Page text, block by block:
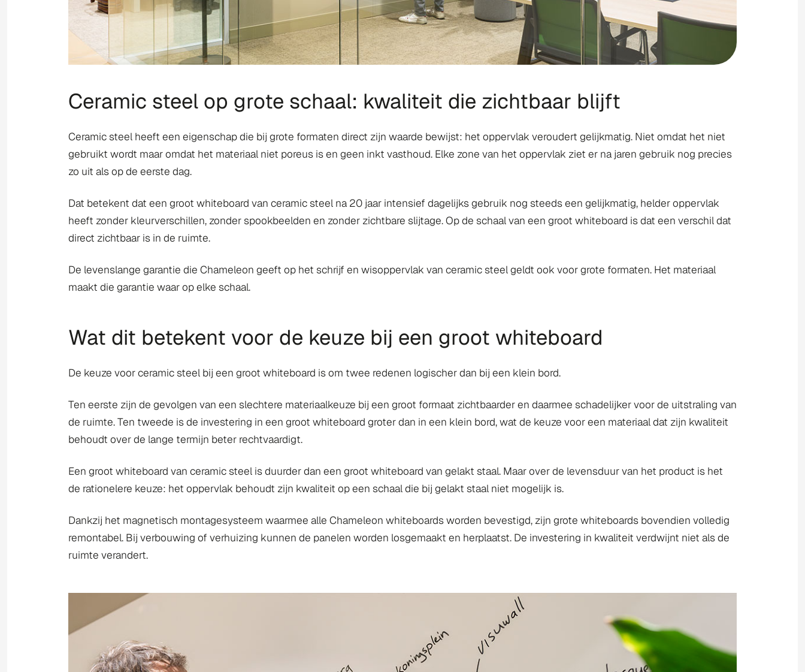
Ceramic steel op grote schaal: kwaliteit die zichtbaar blijft
Ceramic steel heeft een eigenschap die bij grote formaten direct zijn waarde bewijst: het oppervlak veroudert gelijkmatig. Niet omdat het niet
gebruikt wordt maar omdat het materiaal niet poreus is en geen inkt vasthoud. Elke zone van het oppervlak ziet er na jaren gebruik nog precies
zo uit als op de eerste dag.
Dat betekent dat een groot whiteboard van ceramic steel na 20 jaar intensief dagelijks gebruik nog steeds een gelijkmatig, helder oppervlak
heeft zonder kleurverschillen, zonder spookbeelden en zonder zichtbare slijtage. Op de schaal van een groot whiteboard is dat een verschil dat
direct zichtbaar is in de ruimte.
De levenslange garantie die Chameleon geeft op het schrijf en wisoppervlak van ceramic steel geldt ook voor grote formaten. Het materiaal
maakt die garantie waar op elke schaal.
Wat dit betekent voor de keuze bij een groot whiteboard
De keuze voor ceramic steel bij een groot whiteboard is om twee redenen logischer dan bij een klein bord.
Ten eerste zijn de gevolgen van een slechtere materiaalkeuze bij een groot formaat zichtbaarder en daarmee schadelijker voor de uitstraling van
de ruimte. Ten tweede is de investering in een groot whiteboard groter dan in een klein bord, wat de keuze voor een materiaal dat zijn kwaliteit
behoudt over de lange termijn beter rechtvaardigt.
Een groot whiteboard van ceramic steel is duurder dan een groot whiteboard van gelakt staal. Maar over de levensduur van het product is het
de rationelere keuze: het oppervlak behoudt zijn kwaliteit op een schaal die bij gelakt staal niet mogelijk is.
Dankzij het magnetisch montagesysteem waarmee alle Chameleon whiteboards worden bevestigd, zijn grote whiteboards bovendien volledig
remontabel. Bij verbouwing of verhuizing kunnen de panelen worden losgemaakt en herplaatst. De investering in kwaliteit verdwijnt niet als de
ruimte verandert.